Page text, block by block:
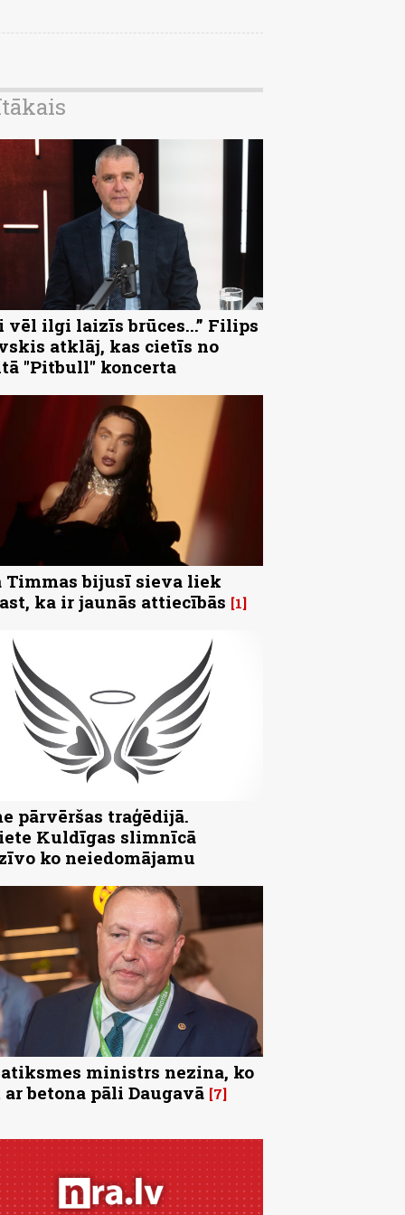
vēl ilgi laizīs brūces...” Filips
atklāj, kas cietīs no
"Pitbull" koncerta
Timmas bijusī sieva liek
ka ir jaunās attiecībās 1
pārvēršas traģēdijā.
Kuldīgas slimnīcā
ko neiedomājamu
ministrs nezina, ko
betona pāli Daugavā 7